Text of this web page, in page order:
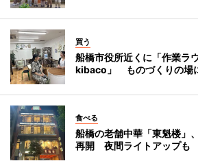
買う
船橋市役所近くに「作業ラ
kibaco」 ものづくりの場
食べる
船橋の老舗中華「東魁楼」
再開 夜間ライトアップも